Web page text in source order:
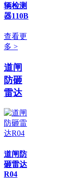
辆检测
器110B
查看更
多 >
道闸
防砸
雷达
道闸防
砸雷达
R04